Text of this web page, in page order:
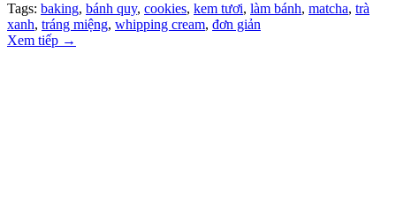
Tags: baking, bánh quy, cookies, kem tươi, làm bánh, matcha, trà
xanh, tráng miệng, whipping cream, đơn giản
Xem tiếp →